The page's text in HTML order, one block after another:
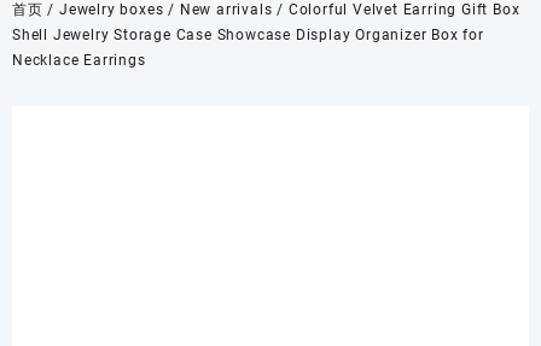
首页 /Jewelry boxes / New arrivals / Colorful Velvet Earring Gift Box
Shell Jewelry Storage Case Showcase Display Organizer Box for
Necklace Earrings